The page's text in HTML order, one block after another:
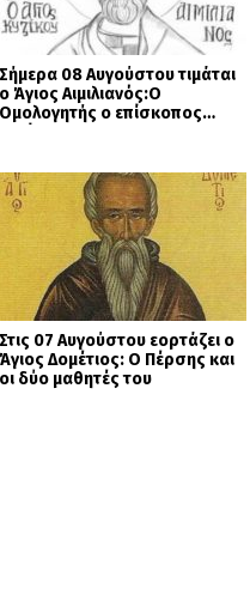
Σήμερα 08 Αυγούστου τιμάται
ο Άγιος Αιμιλιανός:Ο
Ομολογητής ο επίσκοπος
Στις 07 Αυγούστου εορτάζει ο
Άγιος Δομέτιος: Ο Πέρσης και
οι δύο μαθητές του